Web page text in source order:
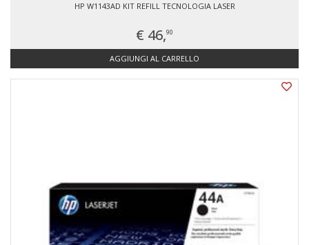
HP W1143AD KIT REFILL TECNOLOGIA LASER
€ 46,90
AGGIUNGI AL CARRELLO